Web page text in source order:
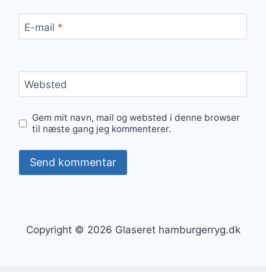
E-mail *
Websted
Gem mit navn, mail og websted i denne browser
til næste gang jeg kommenterer.
Copyright © 2026 Glaseret hamburgerryg.dk